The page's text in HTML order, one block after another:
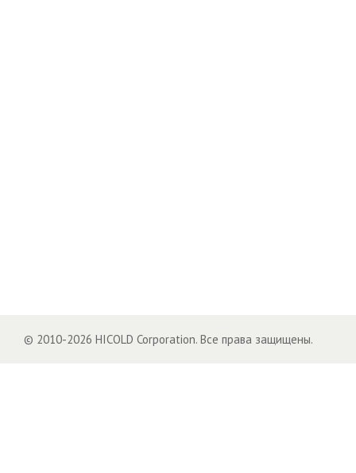
© 2010-2026 HICOLD Corporation. Все права защищены.